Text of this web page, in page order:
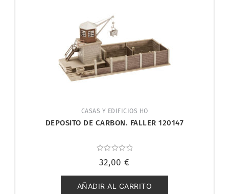
CASAS Y EDIFICIOS HO
DEPOSITO DE CARBON. FALLER 120147
con
de
5
32,00 €
AÑADIR AL CARRITO